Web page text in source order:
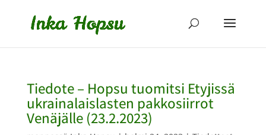
Tiedote – Hopsu tuomitsi Etyjissä
ukrainalaislasten pakkosiirrot
Venäjälle (23.2.2023)